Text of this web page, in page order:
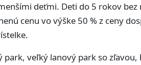
deťmi. Deti do 5 rokov
cenu vo výške 50 % z ceny
veľký lanový park so zľavou,